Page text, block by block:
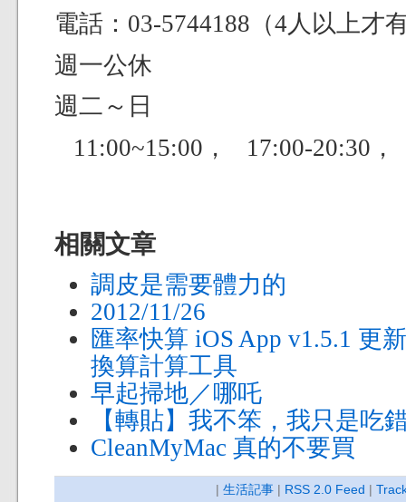
電話：03-5744188（4人以上才
週一公休
週二～日
11:00~15:00， 17:00-20:30
相關文章
調皮是需要體力的
2012/11/26
匯率快算 iOS App v1.5.1 更
換算計算工具
早起掃地／哪吒
【轉貼】我不笨，我只是吃
CleanMyMac 真的不要買
| 生活記事 | RSS 2.0 Feed |